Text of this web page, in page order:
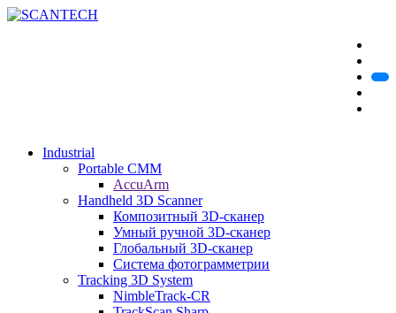
Industrial
Portable CMM
AccuArm
Handheld 3D Scanner
Композитный 3D-сканер
Умный ручной 3D-сканер
Глобальный 3D-сканер
Система фотограмметрии
Tracking 3D System
NimbleTrack-CR